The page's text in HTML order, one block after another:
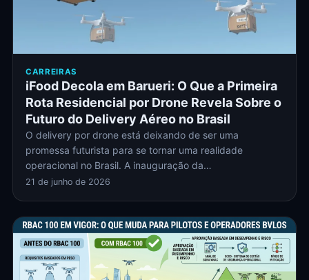
CARREIRAS
iFood Decola em Barueri: O Que a Primeira
Rota Residencial por Drone Revela Sobre o
Futuro do Delivery Aéreo no Brasil
O delivery por drone está deixando de ser uma
promessa futurista para se tornar uma realidade
operacional no Brasil. A inauguração da…
21 de junho de 2026